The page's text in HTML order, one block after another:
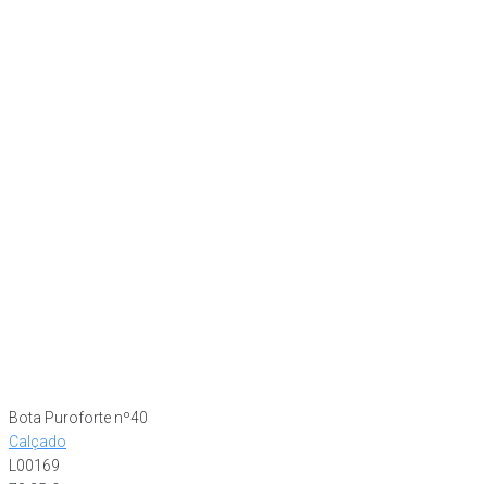
Bota Puroforte nº40
Calçado
L00169